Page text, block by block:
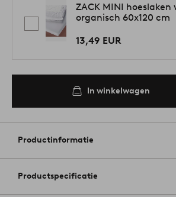
ZACK MINI hoeslaken
organisch 60x120 cm
13,49 EUR
In winkelwagen
Productinformatie
Productspecificatie